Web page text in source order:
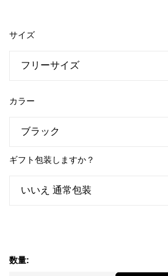
サイズ
カラー
ギフト包装しますか？
数量: